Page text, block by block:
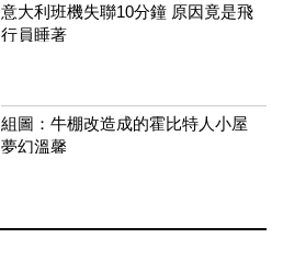
意大利班機失聯10分鐘 原因竟是飛
行員睡著
組圖：牛棚改造成的霍比特人小屋
夢幻溫馨